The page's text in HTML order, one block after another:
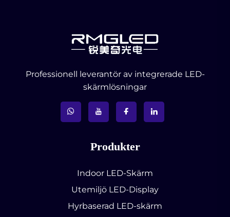
Professionell leverantör av integrerade LED-
skärmlösningar
Produkter
Indoor LED-Skärm
Utemiljö LED-Display
Hyrbaserad LED-skärm